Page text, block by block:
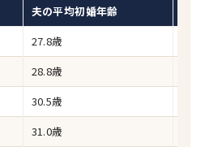
夫の平均初婚年齢
27.8歳
28.8歳
30.5歳
31.0歳